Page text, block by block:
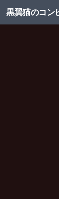
コンテンツへ
黒翼猫のコン